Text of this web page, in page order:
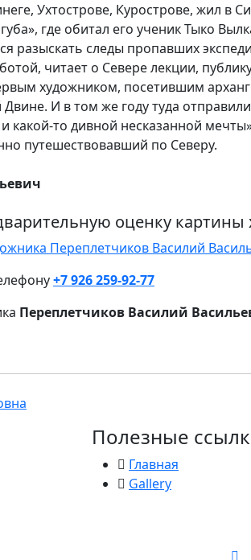
Ухтострове, Курострове, жил
где обитал его ученик Тыко
разыскать следы пропавших
читает о Севере лекции,
художником, посетившим
И в том же году туда
какой-то дивной несказанной
путешествовавший по Северу.
оценку картины
Переплетчиков Василий
+7 926 259-92-77
Переплетчиков Василий
Полезные
Главная
Gallery